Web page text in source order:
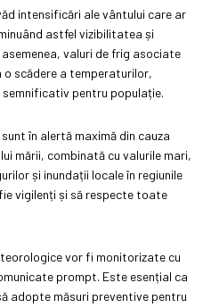
intensificări ale vântului care ar
astfel vizibilitatea și
valuri de frig asociate
scădere a temperaturilor,
pentru populație.
în alertă maximă din cauza
mării, combinată cu valurile mari,
și inundații locale în regiunile
vigilenți și să respecte toate
vor fi monitorizate cu
prompt. Este esențial ca
adopte măsuri preventive pentru